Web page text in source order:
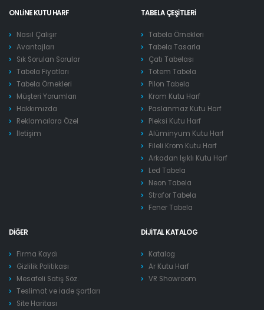
ONLINE KUTU HARF
Nasıl Çalışır
Avantajları
Sık Sorulan Sorular
Tabela Fiyatları
Tabela Örnekleri
Müşteri Yorumları
Hakkımızda
Reklamcılara Özel
İletişim
TABELA ÇEŞITLERI
Tabela Örnekleri
Tabela Tasarla
Çatı Tabelası
Totem Tabela
Pilon Tabela
Krom Kutu Harf
Paslanmaz Kutu Harf
Pleksi Kutu Harf
Alüminyum Kutu Harf
Fileli Krom Kutu Harf
Arkadan Işıklı Kutu Harf
Led Tabela
Neon Tabela
Strafor Tabela
Fener Tabela
DIĞER
Firma Kaydı
Gizlilik Politikası
Mesafeli Satış Söz.
Teslimat ve İade Şartları
Site Haritası
DIJITAL KATALOG
Katalog
Ar Kutu Harf
VR Showroom